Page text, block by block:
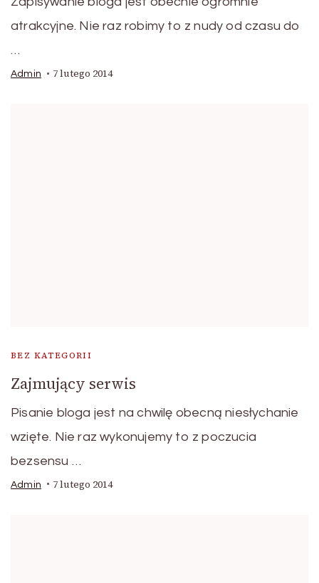
atrakcyjne. Nie raz robimy to z nudy od czasu do
…
Admin 7 lutego 2014
BEZ KATEGORII
Zajmujący serwis
Pisanie bloga jest na chwilę obecną niesłychanie
wzięte. Nie raz wykonujemy to z poczucia
bezsensu …
Admin 7 lutego 2014